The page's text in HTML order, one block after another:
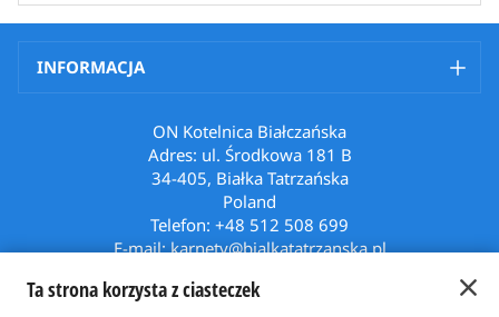
INFORMACJA
ON Kotelnica Białczańska
Adres: ul. Środkowa 181 B
34-405, Białka Tatrzańska
Poland
Telefon: +48 512 508 699
E-mail: karnety@bialkatatrzanska.pl
Powrót do strony głównej
Ta strona korzysta z ciasteczek